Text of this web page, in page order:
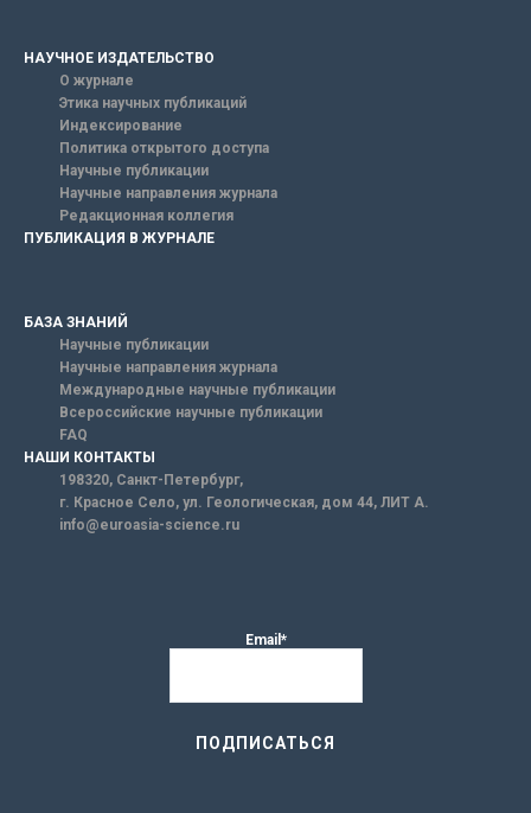
НАУЧНОЕ ИЗДАТЕЛЬСТВО
О журнале
Этика научных публикаций
Индексирование
Политика открытого доступа
Научные публикации
Научные направления журнала
Редакционная коллегия
ПУБЛИКАЦИЯ В ЖУРНАЛЕ
БАЗА ЗНАНИЙ
Научные публикации
Научные направления журнала
Международные научные публикации
Всероссийские научные публикации
FAQ
НАШИ КОНТАКТЫ
198320, Санкт-Петербург,
г. Красное Село, ул. Геологическая, дом 44, ЛИТ А.
info@euroasia-science.ru
Email*